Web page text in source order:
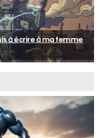
à écrire à ma femme